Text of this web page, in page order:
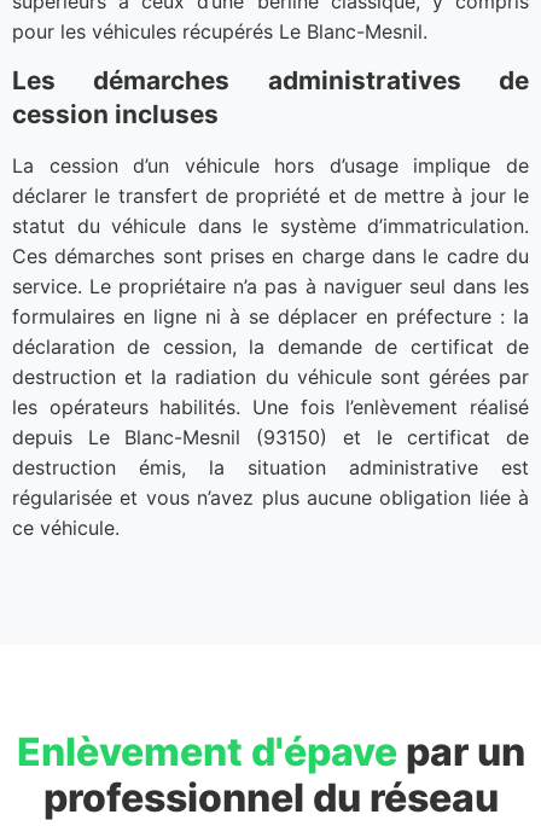
pour les véhicules récupérés Le Blanc-Mesnil.
Les démarches administratives de
cession incluses
La cession d’un véhicule hors d’usage implique de
déclarer le transfert de propriété et de mettre à jour le
statut du véhicule dans le système d’immatriculation.
Ces démarches sont prises en charge dans le cadre du
service. Le propriétaire n’a pas à naviguer seul dans les
formulaires en ligne ni à se déplacer en préfecture : la
déclaration de cession, la demande de certificat de
destruction et la radiation du véhicule sont gérées par
les opérateurs habilités. Une fois l’enlèvement réalisé
depuis Le Blanc-Mesnil (93150) et le certificat de
destruction émis, la situation administrative est
régularisée et vous n’avez plus aucune obligation liée à
ce véhicule.
Enlèvement d'épavepar un
professionnel du réseau